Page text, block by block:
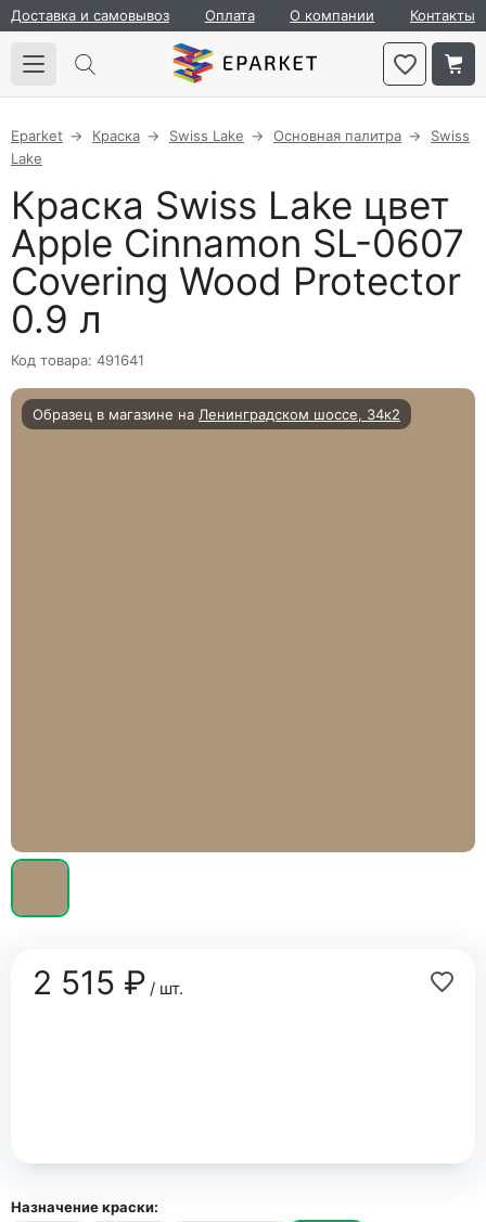
Доставка и самовывоз Оплата О компании Контакты
Eparket Краска Swiss Lake Основная палитра
Swiss
Lake
Краска Swiss Lake цвет
Apple Cinnamon SL-0607
Covering Wood Protector
0.9 л
Код товара: 491641
Образец в магазине на Ленинградском шоссе, 34к2
2 515 ₽/ шт.
Назначение краски: